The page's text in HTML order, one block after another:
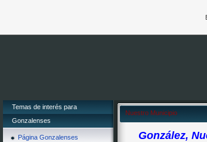
Temas de interés para
Gonzalenses
Página Gonzalenses
Nuestro Municipio
González,